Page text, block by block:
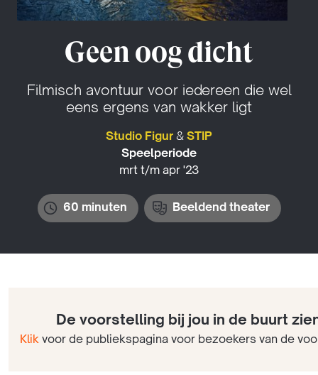
Geen oog dicht
Filmisch avontuur voor iedereen die wel
eens ergens van wakker ligt
Studio Figur & STIP
Speelperiode
mrt t/m apr '23
60 minuten Beeldend theater
De voorstelling bij jou in de buurt
Klikvoor de publiekspagina voor bezoekers van de